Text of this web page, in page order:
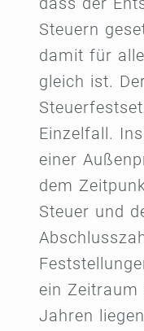
Steuern
damit für
gleich ist.
Einzelfall.
einer
dem
Steuer und
ein
Jahren